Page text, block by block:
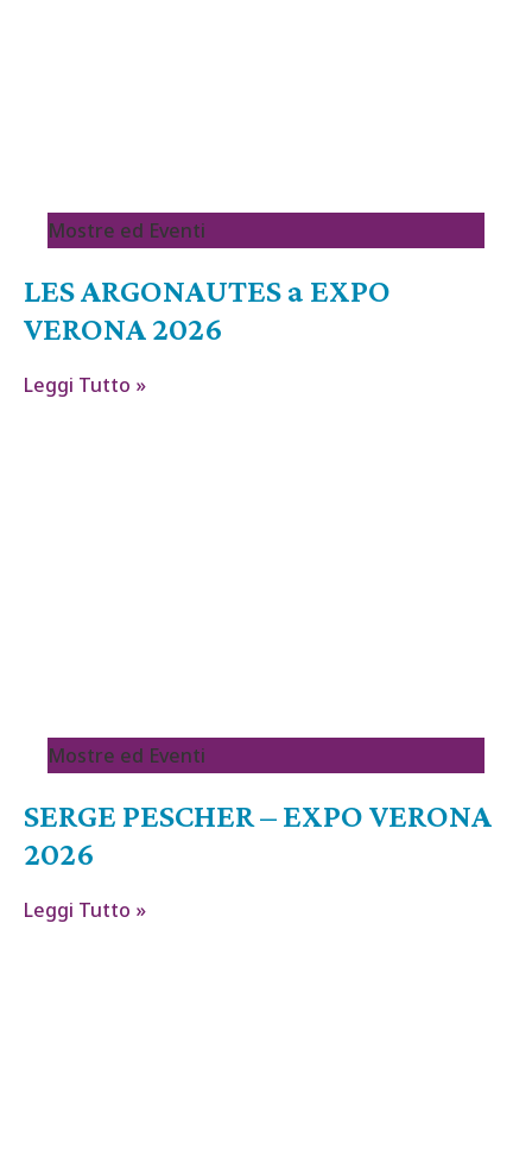
Mostre ed Eventi
LES ARGONAUTES a EXPO
VERONA 2026
Leggi Tutto »
Mostre ed Eventi
SERGE PESCHER – EXPO VERONA
2026
Leggi Tutto »